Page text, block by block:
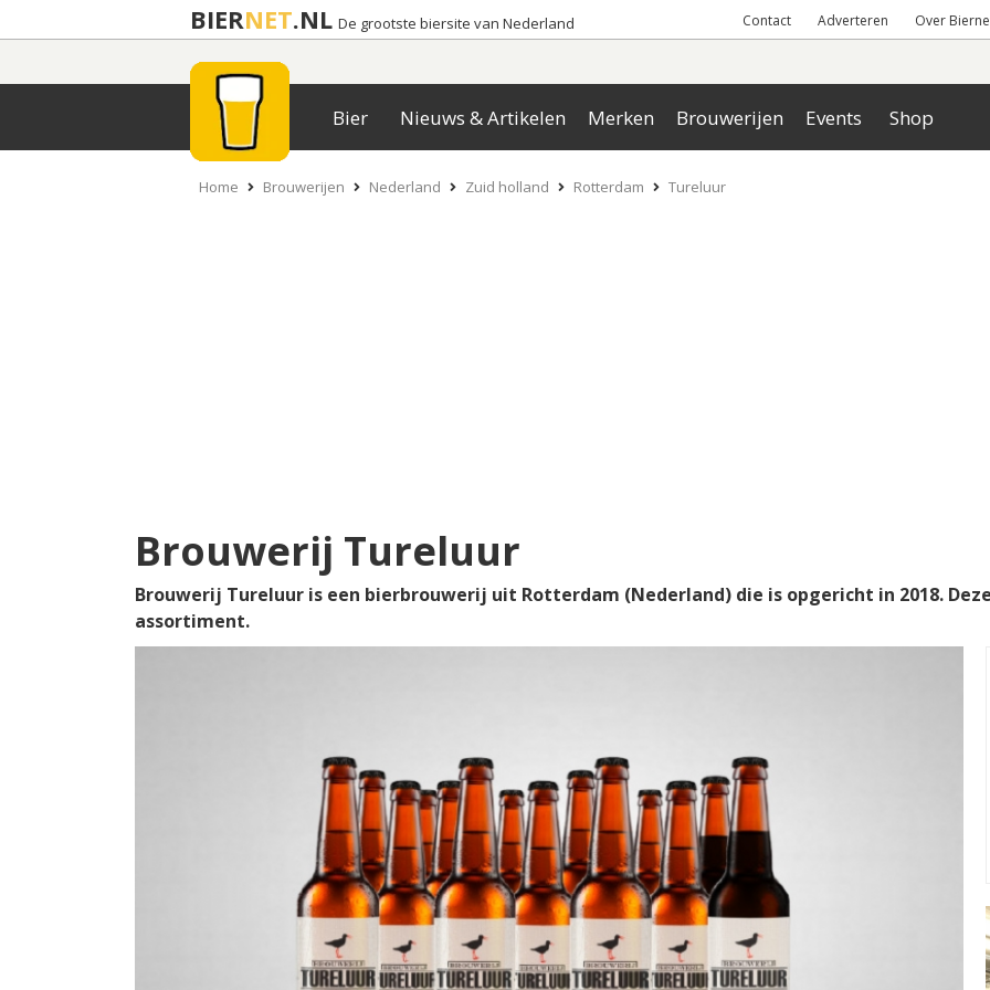
BIERNET.NL De grootste biersite van Nederland Contact Adverteren Over
Bier Nieuws & Artikelen Merken Brouwerijen Events Shop
Home Brouwerijen Nederland Zuid holland Rotterdam Tureluur
Brouwerij Tureluur
Brouwerij Tureluur is een bierbrouwerij uit Rotterdam (Nederland) die is opgericht in 2018.
assortiment.